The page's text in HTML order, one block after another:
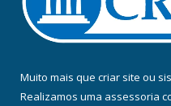
Muito mais que criar site ou
Realizamos uma assessoria